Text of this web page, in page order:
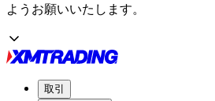
よう お願いいたします。
取引